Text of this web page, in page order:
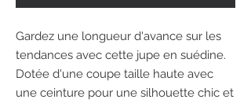
Gardez une longueur d'avance sur les
tendances avec cette jupe en suédine.
Dotée d'une coupe taille haute avec
une ceinture pour une silhouette chic et